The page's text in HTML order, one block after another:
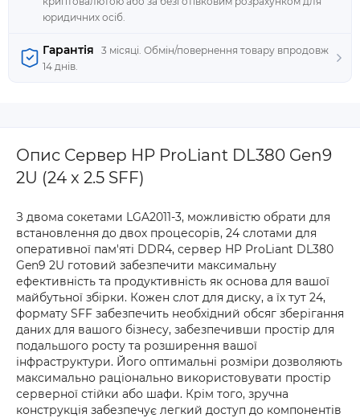
юридичних осіб.
Гарантія
3 місяці. Обмін/повернення товару впродовж
14 днів.
Опис Сервер HP ProLiant DL380 Gen9
2U (24 x 2.5 SFF)
З двома сокетами LGA2011-3, можливістю обрати для
встановлення до двох процесорів, 24 слотами для
оперативної пам'яті DDR4, сервер HP ProLiant DL380
Gen9 2U готовий забезпечити максимальну
ефективність та продуктивність як основа для вашої
майбутьної збірки. Кожен слот для диску, а їх тут 24,
формату SFF забезпечить необхідний обсяг зберігання
даних для вашого бізнесу, забезпечивши простір для
подальшого росту та розширення вашої
інфраструктури. Його оптимальні розміри дозволяють
максимально раціонально використовувати простір
серверної стійки або шафи. Крім того, зручна
конструкція забезпечує легкий доступ до компонентів